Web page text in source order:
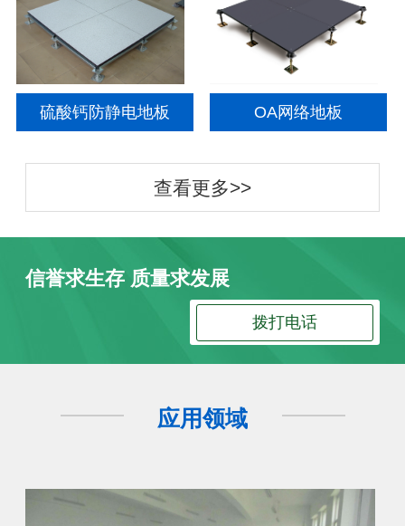
硫酸钙防静电地板 OA网络地板
查看更多>>
信誉求生存 质量求发展
拨打电话
应用领域
防静电地板